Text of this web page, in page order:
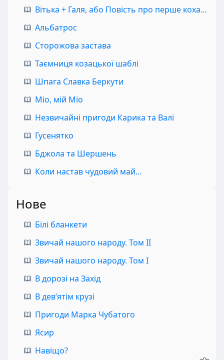
Вітька + Галя, або Повість про перше кохання
Альбатрос
Сторожова застава
Таємниця козацької шаблі
Шпага Славка Беркути
Міо, мій Міо
Незвичайні пригоди Карика та Валі
Гусенятко
Бджола та Шершень
Коли настав чудовий май…
Нове
Білі бланкети
Звичай нашого народу. Том II
Звичай нашого народу. Том I
В дорозі на Захід
В дев’ятім крузі
Пригоди Марка Чубатого
Ясир
Навіщо?